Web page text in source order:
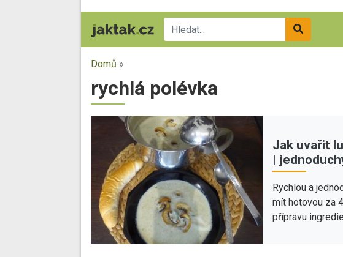
Domů »
rychlá polévka
Jak uvařit
|
Rychlou a
mít hotovou za
přípravu